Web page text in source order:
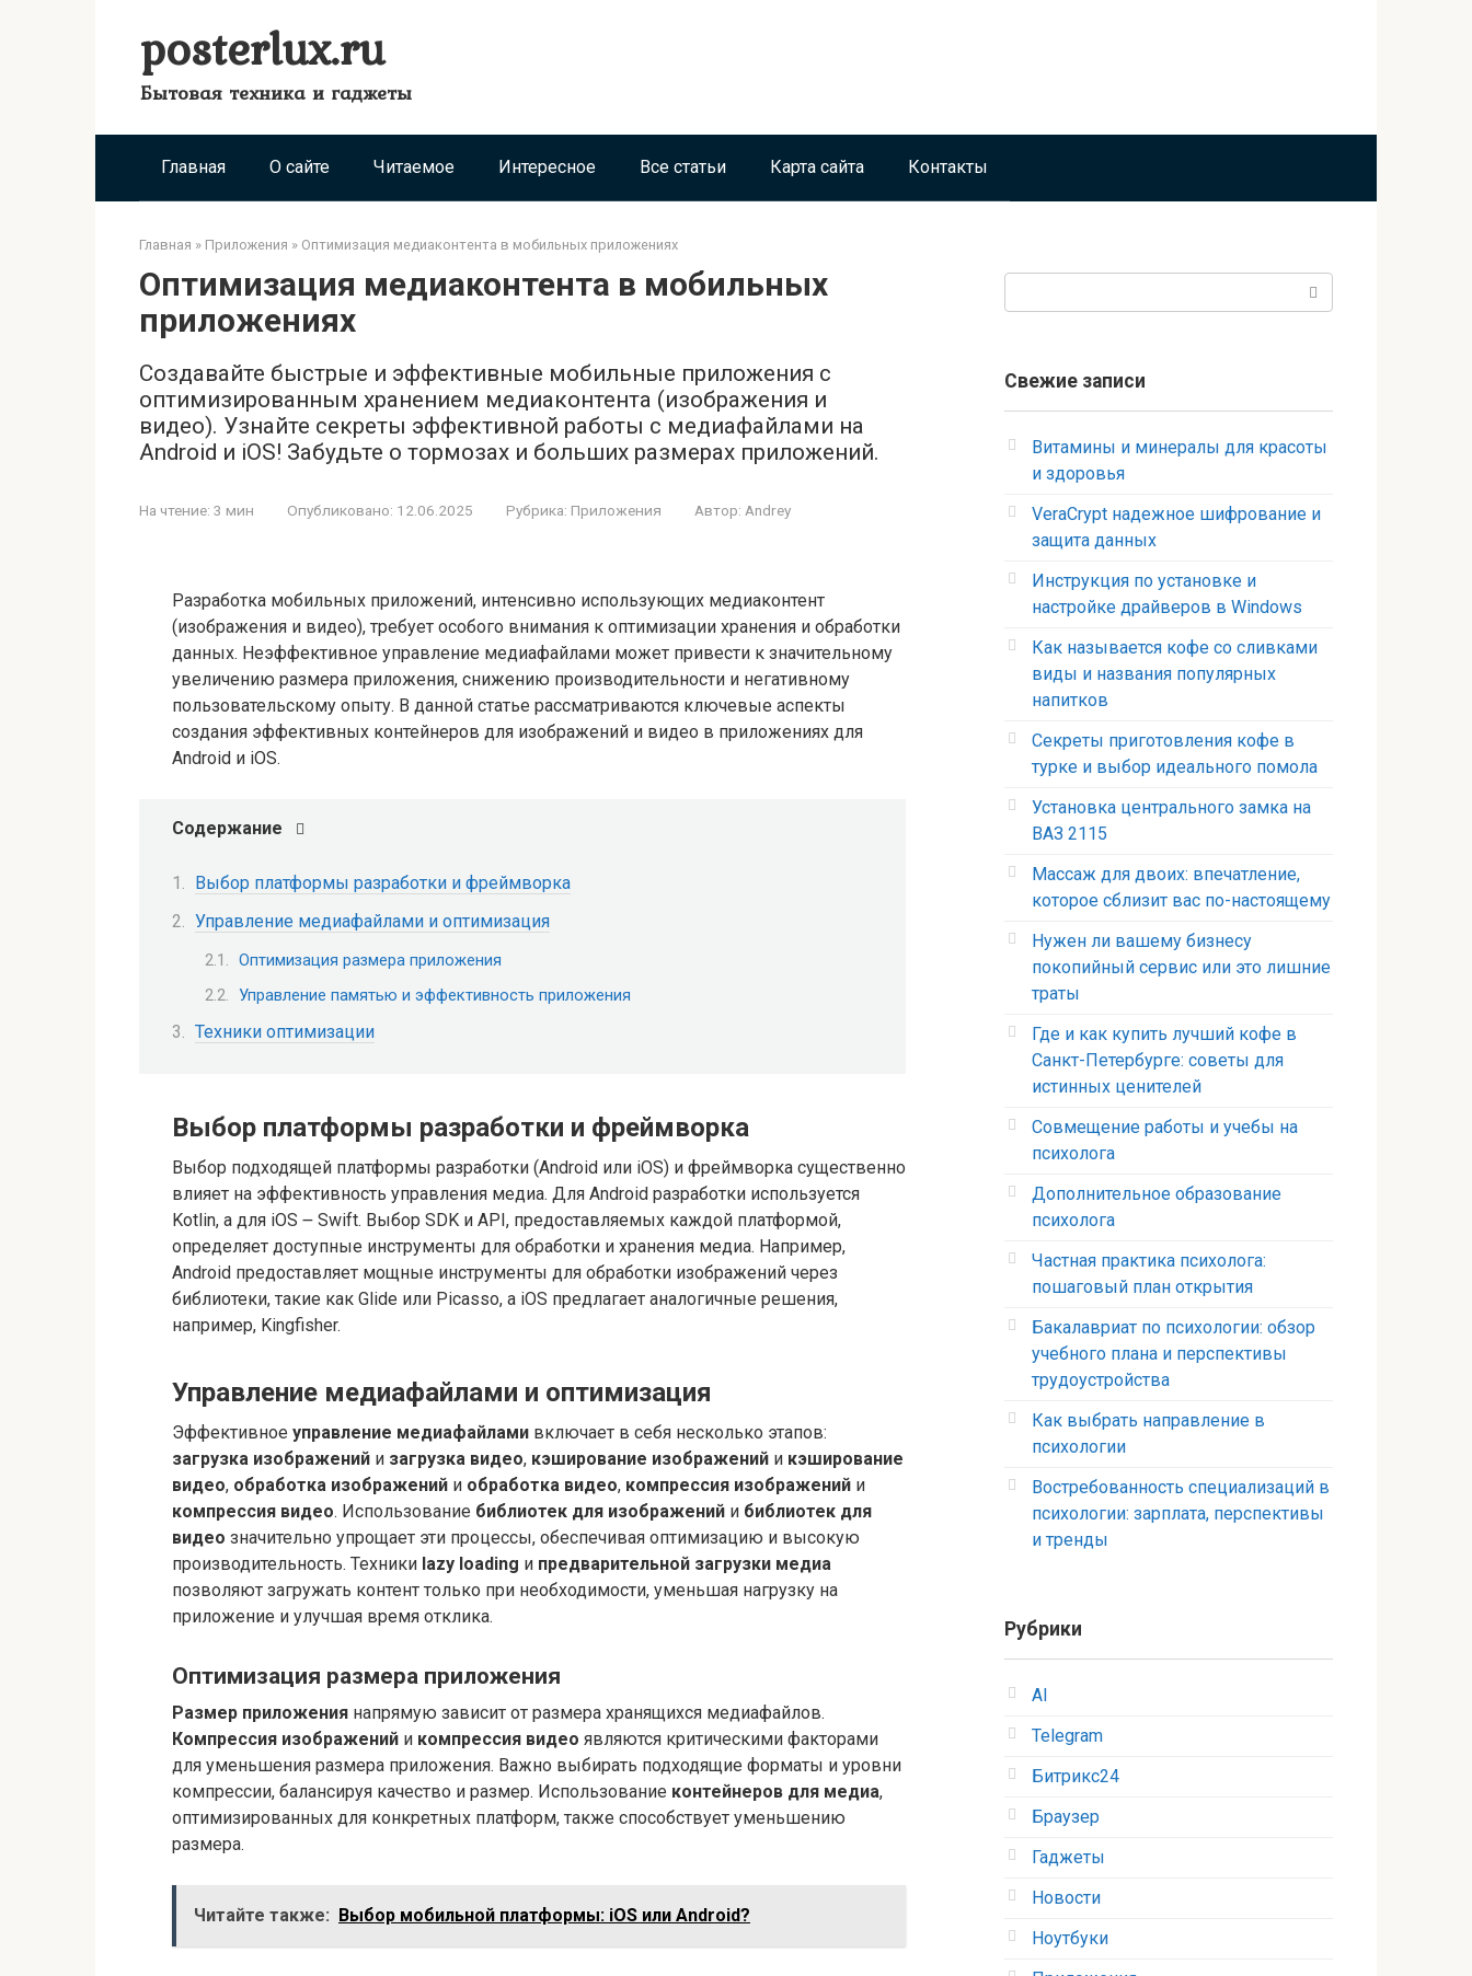
posterlux.ru
Бытовая техника и гаджеты
Главная О сайте Читаемое Интересное Все статьи Карта сайта Контакты
Главная » Приложения » Оптимизация медиаконтента в мобильных приложениях
Оптимизация медиаконтента в мобильных
приложениях
Создавайте быстрые и эффективные мобильные приложения с
оптимизированным хранением медиаконтента (изображения и
видео). Узнайте секреты эффективной работы с медиафайлами на
Android и iOS! Забудьте о тормозах и больших размерах приложений.
На чтение: 3 мин Опубликовано: 12.06.2025 Рубрика: Приложения Автор: Andrey
Разработка мобильных приложений, интенсивно использующих медиаконтент
(изображения и видео), требует особого внимания к оптимизации хранения и обработки
данных. Неэффективное управление медиафайлами может привести к значительному
увеличению размера приложения, снижению производительности и негативному
пользовательскому опыту. В данной статье рассматриваются ключевые аспекты
создания эффективных контейнеров для изображений и видео в приложениях для
Android и iOS.
Содержание
Выбор платформы разработки и фреймворка
Управление медиафайлами и оптимизация
Оптимизация размера приложения
Управление памятью и эффективность приложения
Техники оптимизации
Выбор платформы разработки и фреймворка
Выбор подходящей платформы разработки (Android или iOS) и фреймворка существенно
влияет на эффективность управления медиа. Для Android разработки используется
Kotlin, а для iOS ౼ Swift. Выбор SDK и API, предоставляемых каждой платформой,
определяет доступные инструменты для обработки и хранения медиа. Например,
Android предоставляет мощные инструменты для обработки изображений через
библиотеки, такие как Glide или Picasso, а iOS предлагает аналогичные решения,
например, Kingfisher.
Управление медиафайлами и оптимизация
Эффективное управление медиафайлами включает в себя несколько этапов:
загрузка изображений и загрузка видео, кэширование изображений и кэширование
видео, обработка изображений и обработка видео, компрессия изображений и
компрессия видео. Использование библиотек для изображений и библиотек для
видео значительно упрощает эти процессы, обеспечивая оптимизацию и высокую
производительность. Техники lazy loading и предварительной загрузки медиа
позволяют загружать контент только при необходимости, уменьшая нагрузку на
приложение и улучшая время отклика.
Оптимизация размера приложения
Размер приложения напрямую зависит от размера хранящихся медиафайлов.
Компрессия изображений и компрессия видео являются критическими факторами
для уменьшения размера приложения. Важно выбирать подходящие форматы и уровни
компрессии, балансируя качество и размер. Использование контейнеров для медиа,
оптимизированных для конкретных платформ, также способствует уменьшению
размера.
Читайте также: Выбор мобильной платформы: iOS или Android?
Свежие записи
Витамины и минералы для красоты
и здоровья
VeraCrypt надежное шифрование и
защита данных
Инструкция по установке и
настройке драйверов в Windows
Как называется кофе со сливками
виды и названия популярных
напитков
Секреты приготовления кофе в
турке и выбор идеального помола
Установка центрального замка на
ВАЗ 2115
Массаж для двоих: впечатление,
которое сблизит вас по-настоящему
Нужен ли вашему бизнесу
покопийный сервис или это лишние
траты
Где и как купить лучший кофе в
Санкт-Петербурге: советы для
истинных ценителей
Совмещение работы и учебы на
психолога
Дополнительное образование
психолога
Частная практика психолога:
пошаговый план открытия
Бакалавриат по психологии: обзор
учебного плана и перспективы
трудоустройства
Как выбрать направление в
психологии
Востребованность специализаций в
психологии: зарплата, перспективы
и тренды
Рубрики
AI
Telegram
Битрикс24
Браузер
Гаджеты
Новости
Ноутбуки